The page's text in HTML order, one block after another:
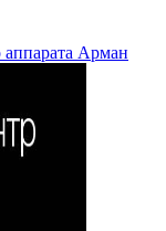
аппарата Арман